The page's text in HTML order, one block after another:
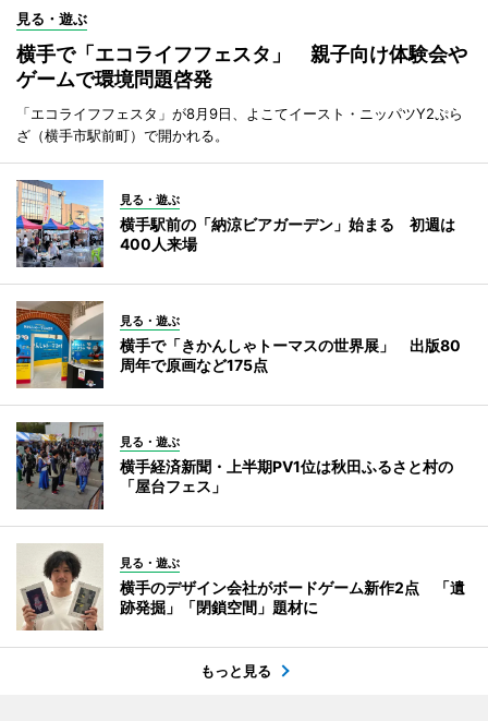
見る・遊ぶ
横手で「エコライフフェスタ」 親子向け体験会や
ゲームで環境問題啓発
「エコライフフェスタ」が8月9日、よこてイースト・ニッパツY2ぷら
ざ（横手市駅前町）で開かれる。
見る・遊ぶ
横手駅前の「納涼ビアガーデン」始まる 初週は
400人来場
見る・遊ぶ
横手で「きかんしゃトーマスの世界展」 出版80
周年で原画など175点
見る・遊ぶ
横手経済新聞・上半期PV1位は秋田ふるさと村の
「屋台フェス」
見る・遊ぶ
横手のデザイン会社がボードゲーム新作2点 「遺
跡発掘」「閉鎖空間」題材に
もっと見る